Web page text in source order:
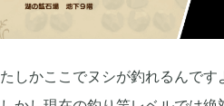
たしかここでヌシが釣れるんです
2019年06月
2019年05月